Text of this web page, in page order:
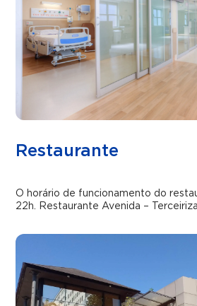
Restaurante
O horário de funcionamento do
22h. Restaurante Avenida –